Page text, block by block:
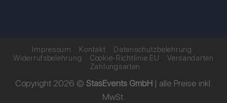
Impressum Kontakt
Datenschutzbelehrung
Widerrufsbelehrung
Cookie-Richtlinie EU
Versandarten
Zahlungsarten
Copyright 2026 © StasEvents GmbH | alle Preise inkl.
MwSt.